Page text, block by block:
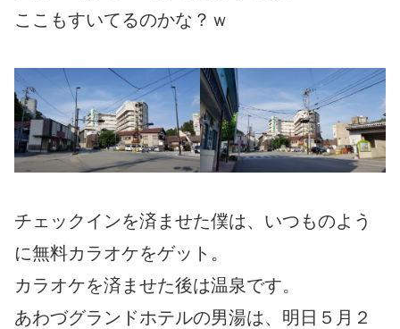
ここもすいてるのかな？ｗ
チェックインを済ませた僕は、いつものよう
に無料カラオケをゲット。
カラオケを済ませた後は温泉です。
あわづグランドホテルの男湯は、明日５月２